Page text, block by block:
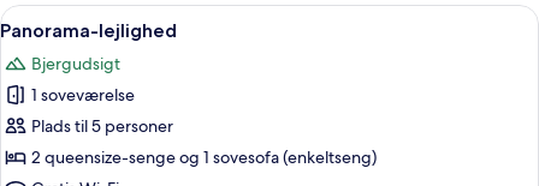
til
3
Indlæs
alle
billeder
af
Panorama-
lejlighed
Et hotelværelse med seng,
4
Panorama-lejlighed
Bjergudsigt
1 soveværelse
Plads til 5 personer
2 queensize-senge og 1 sovesofa (enkeltseng)